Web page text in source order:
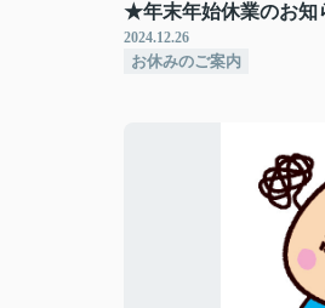
★年末年始休業のお
2024.12.26
お休みのご案内